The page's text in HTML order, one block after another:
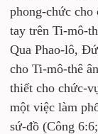
phong-chức cho
tay trên Ti-mô-
Qua Phao-lô,
cho Ti-mô-thê
thiết cho chức-
một việc làm
sứ-đồ (Công